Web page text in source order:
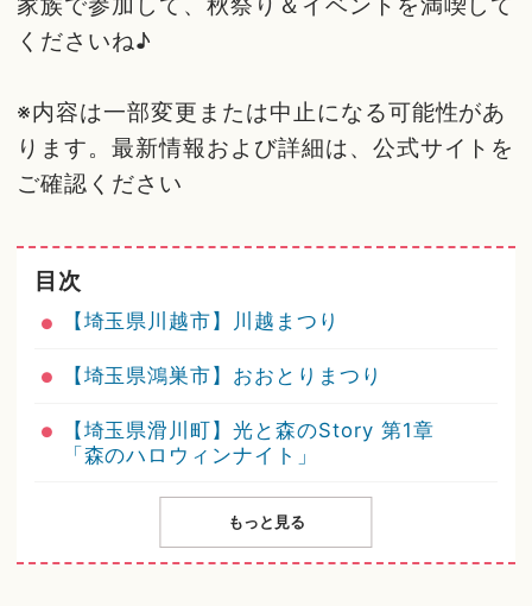
くださいね♪
※内容は一部変更または中止になる可能性があ
ります。最新情報および詳細は、公式サイトを
ご確認ください
目次
【埼玉県川越市】川越まつり
【埼玉県鴻巣市】おおとりまつり
【埼玉県滑川町】光と森のStory 第1章
「森のハロウィンナイト」
もっと見る